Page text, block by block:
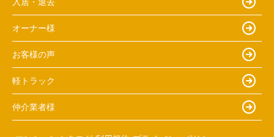
オーナー様
お客様の声
軽トラック
仲介業者様